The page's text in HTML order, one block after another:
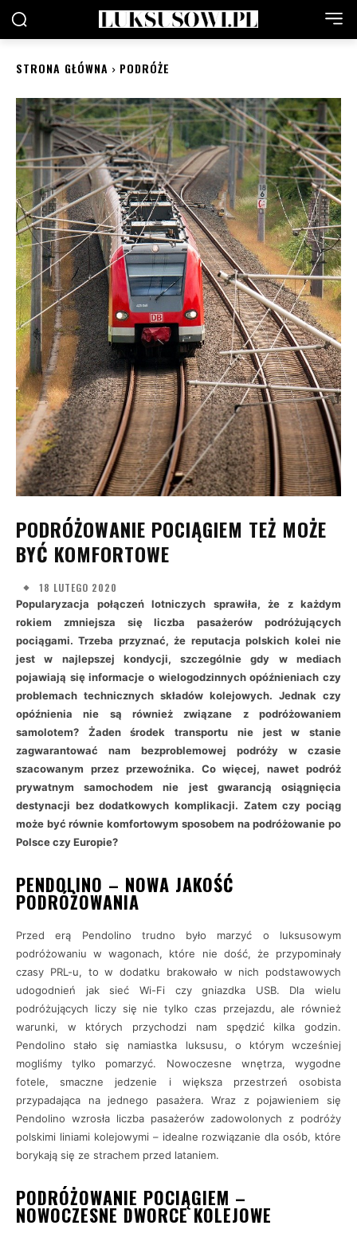
STRONA GŁÓWNA PODRÓŻE
PODRÓŻOWANIE POCIĄGIEM TEŻ MOŻE
BYĆ KOMFORTOWE
18 LUTEGO 2020
Popularyzacja połączeń lotniczych sprawiła, że z każdym
rokiem zmniejsza się liczba pasażerów podróżujących
pociągami. Trzeba przyznać, że reputacja polskich kolei nie
jest w najlepszej kondycji, szczególnie gdy w mediach
pojawiają się informacje o wielogodzinnych opóźnieniach czy
problemach technicznych składów kolejowych. Jednak czy
opóźnienia nie są również związane z podróżowaniem
samolotem? Żaden środek transportu nie jest w stanie
zagwarantować nam bezproblemowej podróży w czasie
szacowanym przez przewoźnika. Co więcej, nawet podróż
prywatnym samochodem nie jest gwarancją osiągnięcia
destynacji bez dodatkowych komplikacji. Zatem czy pociąg
może być równie komfortowym sposobem na podróżowanie po
Polsce czy Europie?
PENDOLINO – NOWA JAKOŚĆ
PODRÓŻOWANIA
Przed erą Pendolino trudno było marzyć o luksusowym
podróżowaniu w wagonach, które nie dość, że przypominały
czasy PRL-u, to w dodatku brakowało w nich podstawowych
udogodnień jak sieć Wi-Fi czy gniazdka USB. Dla wielu
podróżujących liczy się nie tylko czas przejazdu, ale również
warunki, w których przychodzi nam spędzić kilka godzin.
Pendolino stało się namiastka luksusu, o którym wcześniej
mogliśmy tylko pomarzyć. Nowoczesne wnętrza, wygodne
fotele, smaczne jedzenie i większa przestrzeń osobista
przypadająca na jednego pasażera. Wraz z pojawieniem się
Pendolino wzrosła liczba pasażerów zadowolonych z podróży
polskimi liniami kolejowymi – idealne rozwiązanie dla osób, które
borykają się ze strachem przed lataniem.
PODRÓŻOWANIE POCIĄGIEM –
NOWOCZESNE DWORCE KOLEJOWE